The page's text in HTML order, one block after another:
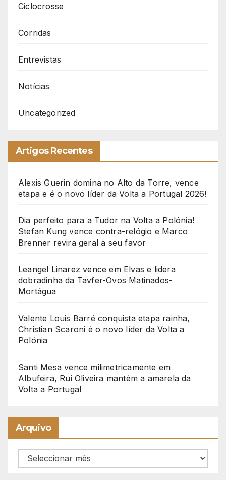
Ciclocrosse
Corridas
Entrevistas
Notícias
Uncategorized
Artigos Recentes
Alexis Guerin domina no Alto da Torre, vence
etapa e é o novo líder da Volta a Portugal 2026!
Dia perfeito para a Tudor na Volta a Polónia!
Stefan Kung vence contra-relógio e Marco
Brenner revira geral a seu favor
Leangel Linarez vence em Elvas e lidera
dobradinha da Tavfer-Ovos Matinados-
Mortágua
Valente Louis Barré conquista etapa rainha,
Christian Scaroni é o novo líder da Volta a
Polónia
Santi Mesa vence milimetricamente em
Albufeira, Rui Oliveira mantém a amarela da
Volta a Portugal
Arquivo
Arquivo